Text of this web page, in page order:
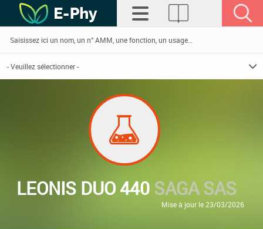
LEONIS DUO 440SAGA SAS
Mise à jour le 23/03/2026